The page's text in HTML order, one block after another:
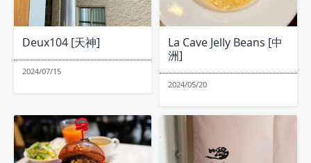
Deux104 [天神]
2024/07/15
La Cave Jelly Beans [中
洲]
2024/05/20